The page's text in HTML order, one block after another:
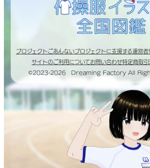
プロジェクトごあんないプロジェクトに支援する運営者
サイトのご利用についてお問い合わせ特定商取
©2023-2026 Dreaming Factory All